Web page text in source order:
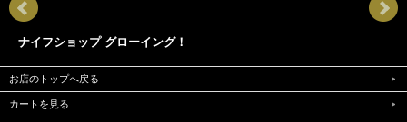
ナイフショップ グローイング！
お店のトップへ戻る
カートを見る